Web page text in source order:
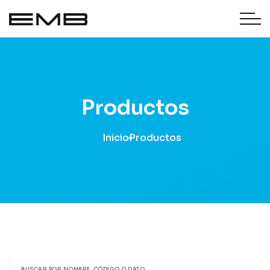
Productos
InicioProductos